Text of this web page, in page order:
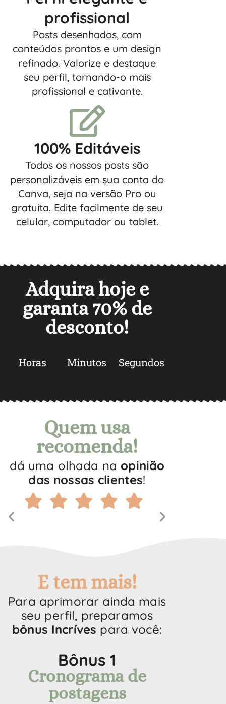
profissional
Posts desenhados, com
conteúdos prontos e um design
refinado. Valorize e destaque
seu perfil, tornando-o mais
profissional e cativante.
100% Editáveis
Todos os nossos posts são
personalizáveis em sua conta do
Canva, seja na versão Pro ou
gratuita. Edite facilmente de seu
celular, computador ou tablet.
Adquira hoje e
garanta70% de
desconto!
Horas Minutos Segundos
Quem usa
recomenda!
dá uma olhada na opinião
das nossas clientes!
E tem mais!
Para aprimorar ainda mais
seu perfil, preparamos
bônus Incríves para você:
Bônus 1
Cronograma de
postagens